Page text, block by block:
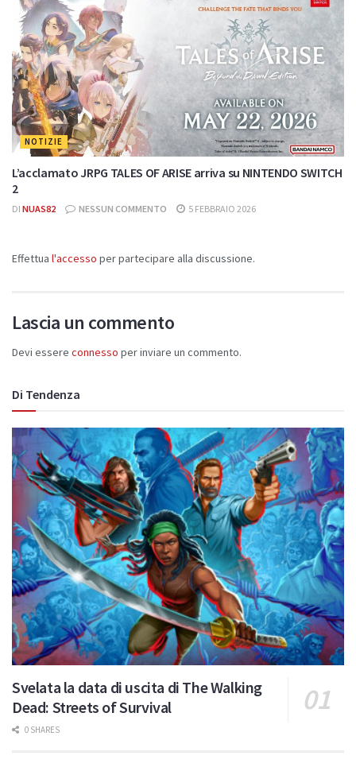
NOTIZIE
L’acclamato JRPG TALES OF ARISE arriva su NINTENDO SWITCH
2
DI NUAS82 NESSUN COMMENTO 5 FEBBRAIO 2026
Effettua l'accesso per partecipare alla discussione.
Lascia un commento
Devi essere connesso per inviare un commento.
Di Tendenza
Svelata la data di uscita di The Walking
Dead: Streets of Survival
0 SHARES